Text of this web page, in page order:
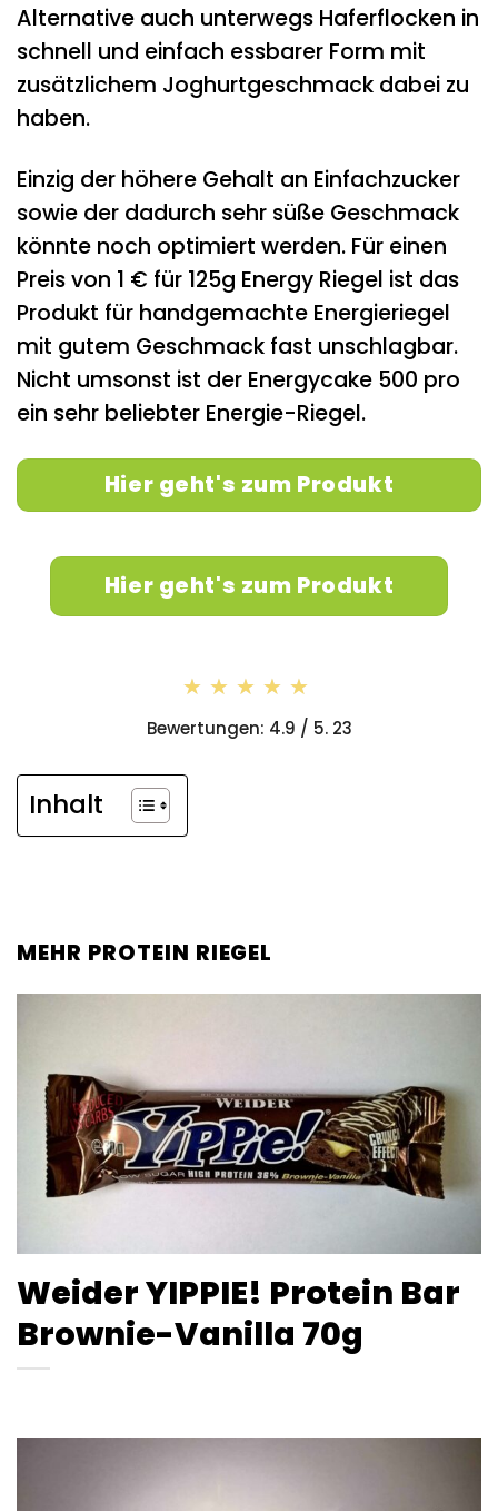
Alternative auch unterwegs Haferflocken in
schnell und einfach essbarer Form mit
zusätzlichem Joghurtgeschmack dabei zu
haben.
Einzig der höhere Gehalt an Einfachzucker
sowie der dadurch sehr süße Geschmack
könnte noch optimiert werden. Für einen
Preis von 1 € für 125g Energy Riegel ist das
Produkt für handgemachte Energieriegel
mit gutem Geschmack fast unschlagbar.
Nicht umsonst ist der Energycake 500 pro
ein sehr beliebter Energie-Riegel.
Hier geht's zum Produkt
Hier geht's zum Produkt
★★★★★
★★★★★
Bewertungen: 4.9 / 5. 23
Inhalt
MEHR PROTEIN RIEGEL
Weider YIPPIE! Protein Bar
Brownie-Vanilla 70g